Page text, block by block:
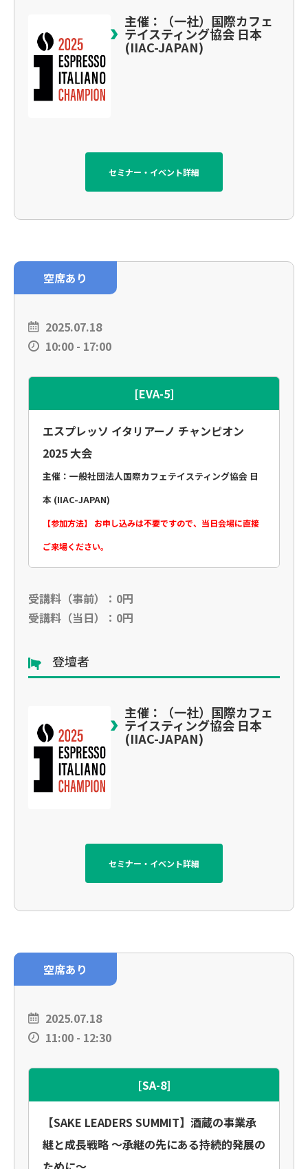
主催：（一社）国際カフェ
テイスティング協会 日本
(IIAC-JAPAN)
セミナー・イベント詳細
空席あり
2025.07.18
10:00 - 17:00
[EVA-5]
エスプレッソ イタリアーノ チャンピオン
2025 大会
主催：一般社団法人国際カフェテイスティング協会 日
本 (IIAC-JAPAN)
【参加方法】 お申し込みは不要ですので、当日会場に直接
ご来場ください。
受講料（事前）：0円
受講料（当日）：0円
登壇者
主催：（一社）国際カフェ
テイスティング協会 日本
(IIAC-JAPAN)
セミナー・イベント詳細
空席あり
2025.07.18
11:00 - 12:30
[SA-8]
【SAKE LEADERS SUMMIT】酒蔵の事業承
継と成長戦略 〜承継の先にある持続的発展の